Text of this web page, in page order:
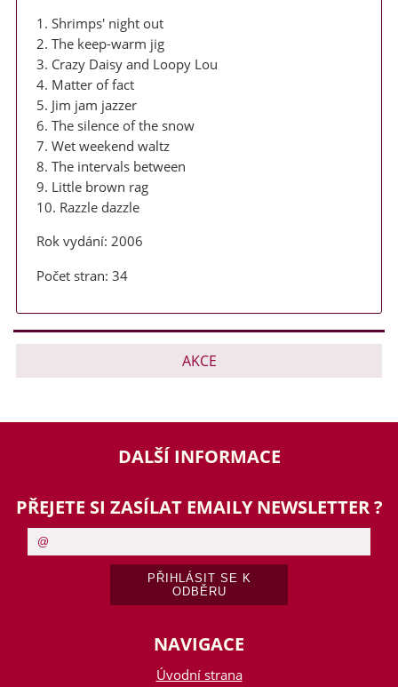
1. Shrimps' night out
2. The keep-warm jig
3. Crazy Daisy and Loopy Lou
4. Matter of fact
5. Jim jam jazzer
6. The silence of the snow
7. Wet weekend waltz
8. The intervals between
9. Little brown rag
10. Razzle dazzle
Rok vydání: 2006
Počet stran: 34
AKCE
DALŠÍ INFORMACE
PŘEJETE SI ZASÍLAT EMAILY NEWSLETTER ?
NAVIGACE
Úvodní strana